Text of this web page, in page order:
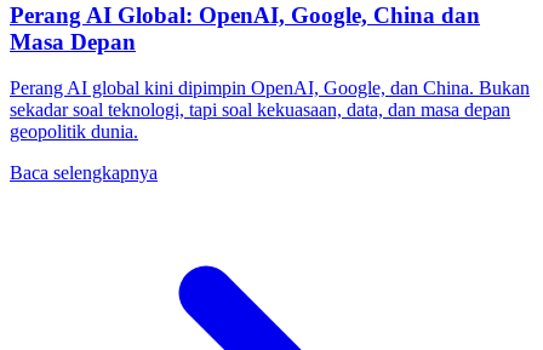
Perang AI Global: OpenAI, Google, China dan
Masa Depan
Perang AI global kini dipimpin OpenAI, Google, dan China. Bukan
sekadar soal teknologi, tapi soal kekuasaan, data, dan masa depan
geopolitik dunia.
Baca selengkapnya